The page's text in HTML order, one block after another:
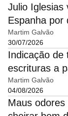
Julio Iglesias
Espanha por
Martim Galvão
30/07/2026
Indicação de
escrituras a
Martim Galvão
04/08/2026
Maus